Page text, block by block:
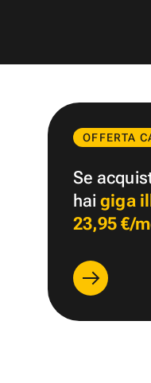
OFFERTA
Se
haigiga
23,95 €/